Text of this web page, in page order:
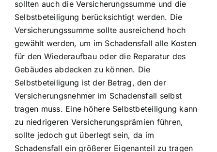
sollten auch die Versicherungssumme und die
Selbstbeteiligung berücksichtigt werden. Die
Versicherungssumme sollte ausreichend hoch
gewählt werden, um im Schadensfall alle Kosten
für den Wiederaufbau oder die Reparatur des
Gebäudes abdecken zu können. Die
Selbstbeteiligung ist der Betrag, den der
Versicherungsnehmer im Schadensfall selbst
tragen muss. Eine höhere Selbstbeteiligung kann
zu niedrigeren Versicherungsprämien führen,
sollte jedoch gut überlegt sein, da im
Schadensfall ein größerer Eigenanteil zu tragen